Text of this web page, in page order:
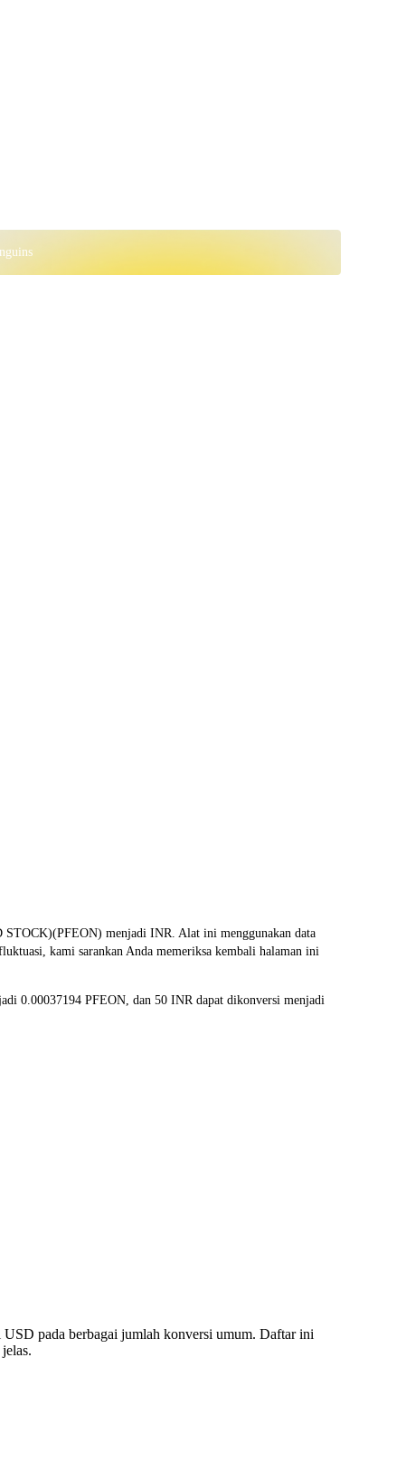
menjadi INR. Alat ini menggunakan data
kami sarankan Anda memeriksa kembali halaman ini
0.00037194 PFEON, dan 50 INR dapat dikonversi menjadi
pada berbagai jumlah konversi umum. Daftar ini